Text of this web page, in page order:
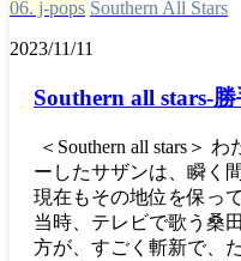
06. j-pops Southern All Stars
2023/11/11
Southern all stars-
＜Southern all stars＞
ーしたサザンは、瞬く
現在もその地位を保っ
当時、テレビで歌う桑
方が、すごく斬新で、